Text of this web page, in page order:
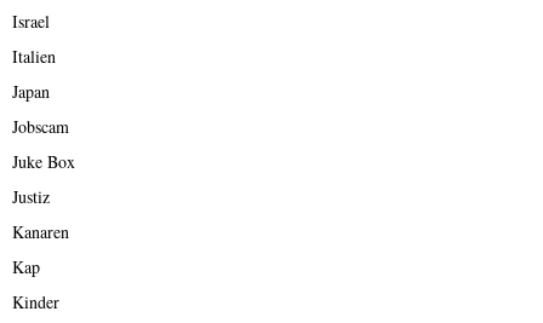
Israel
Italien
Japan
Jobscam
Juke Box
Justiz
Kanaren
Kap
Kinder